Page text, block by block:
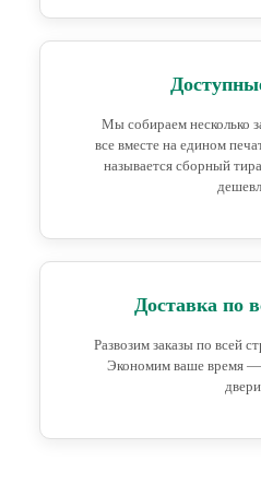
Мы собираем несколько
все вместе на едином
называется сборный
Доставка по
Развозим заказы по всей
Экономим ваше время